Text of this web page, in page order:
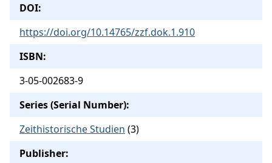
DOI:
https://doi.org/10.14765/zzf.dok.1.910
ISBN:
3-05-002683-9
Series (Serial Number):
Zeithistorische Studien (3)
Publisher: